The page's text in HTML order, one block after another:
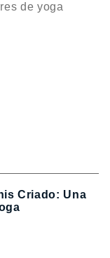
de yoga
Criado: Una